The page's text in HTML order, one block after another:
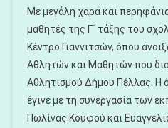
Με μεγάλη χαρά και
μαθητές της Γ΄ τάξης του
Κέντρο Γιαννιτσών, όπου
Αθλητών και Μαθητών που
Αθλητισμού Δήμου Πέλλας. Η
έγινε με τη συνεργασία των
Πωλίνας Κουφού και